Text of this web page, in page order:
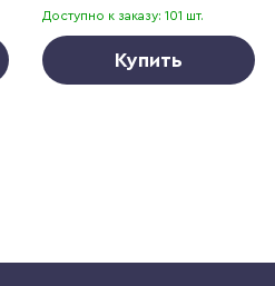
Доступно к заказу: 101 шт.
Купить